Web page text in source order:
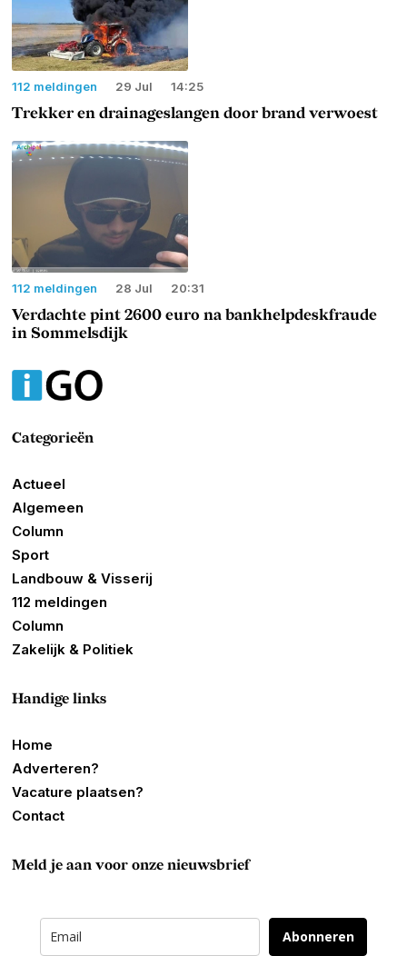
112 meldingen 29 Jul 14:25
Trekker en drainageslangen door brand verwoest
112 meldingen 28 Jul 20:31
Verdachte pint 2600 euro na bankhelpdeskfraude
in Sommelsdijk
Categorieën
Actueel
Algemeen
Column
Sport
Landbouw & Visserij
112 meldingen
Column
Zakelijk & Politiek
Handige links
Home
Adverteren?
Vacature plaatsen?
Contact
Meld je aan voor onze nieuwsbrief
Abonneren